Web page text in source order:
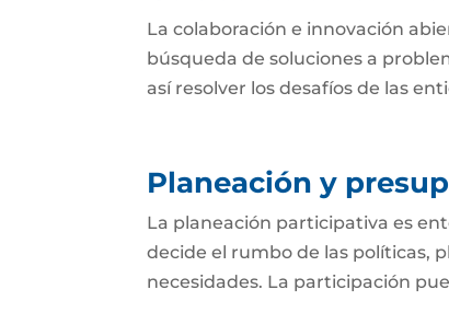
La colaboración e innovación
búsqueda de soluciones a
así resolver los desafíos de las
Planeación y
La planeación participativa es
decide el rumbo de las políticas,
necesidades. La participación